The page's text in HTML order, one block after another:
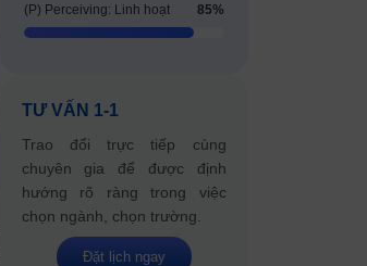
(P) Perceiving: Linh hoạt 85%
TƯ VẤN 1-1
Trao đổi trực tiếp cùng
chuyên gia để được định
hướng rõ ràng trong việc
chọn ngành, chọn trường.
Đặt lịch ngay